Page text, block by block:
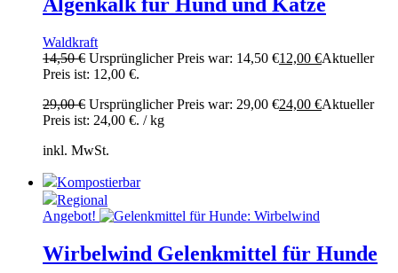
Waldkraft
14,50€ Ursprünglicher Preis war: 14,50 €12,00 €Aktueller
Preis ist: 12,00 €.
29,00€ Ursprünglicher Preis war: 29,00 €24,00 €Aktueller
Preis ist: 24,00 €. /kg
inkl. MwSt.
Kompostierbar
Regional
Angebot!
Wirbelwind Gelenkmittel für Hunde